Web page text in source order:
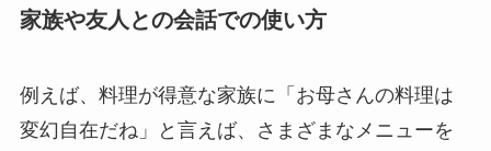
家族や友人との会話での使い方
例えば、料理が得意な家族に「お母さんの料理は
変幻自在だね」と言えば、さまざまなメニューを